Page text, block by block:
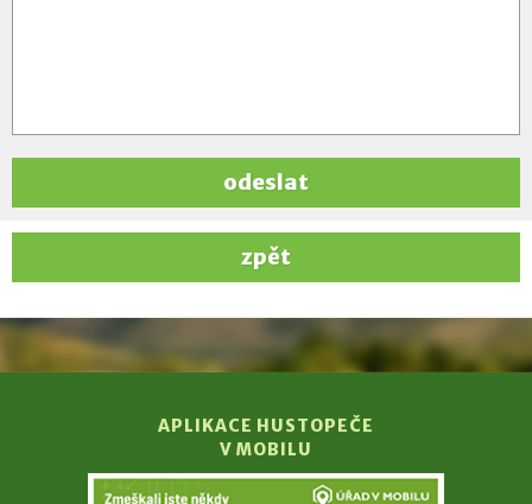
odeslat
zpět
APLIKACE HUSTOPEČE
V MOBILU